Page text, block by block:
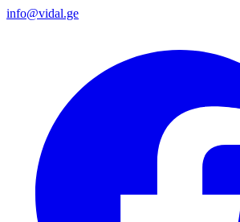
info@vidal.ge